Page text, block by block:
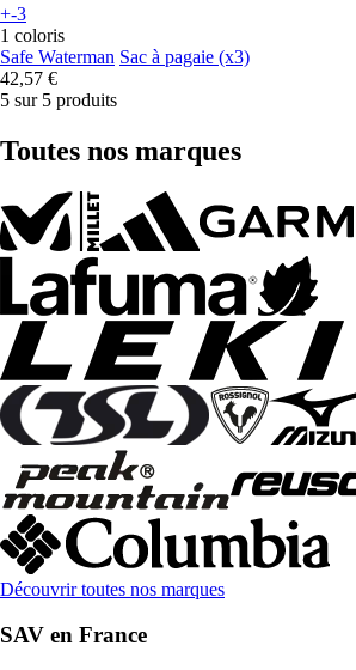
+-3
1 coloris
Safe Waterman Sac à pagaie (x3)
42,57 €
5 sur 5 produits
Toutes nos marques
Découvrir toutes nos marques
SAV en France